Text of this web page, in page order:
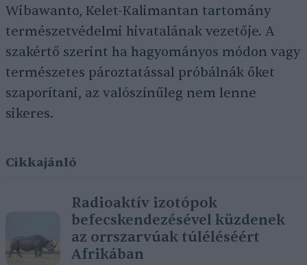
Wibawanto, Kelet-Kalimantan tartomány
természetvédelmi hivatalának vezetője. A
szakértő szerint ha hagyományos módon vagy
természetes pároztatással próbálnák őket
szaporítani, az valószínűleg nem lenne
sikeres.
Cikkajánló
Radioaktív izotópok
befecskendezésével küzdenek
az orrszarvúak túléléséért
Afrikában